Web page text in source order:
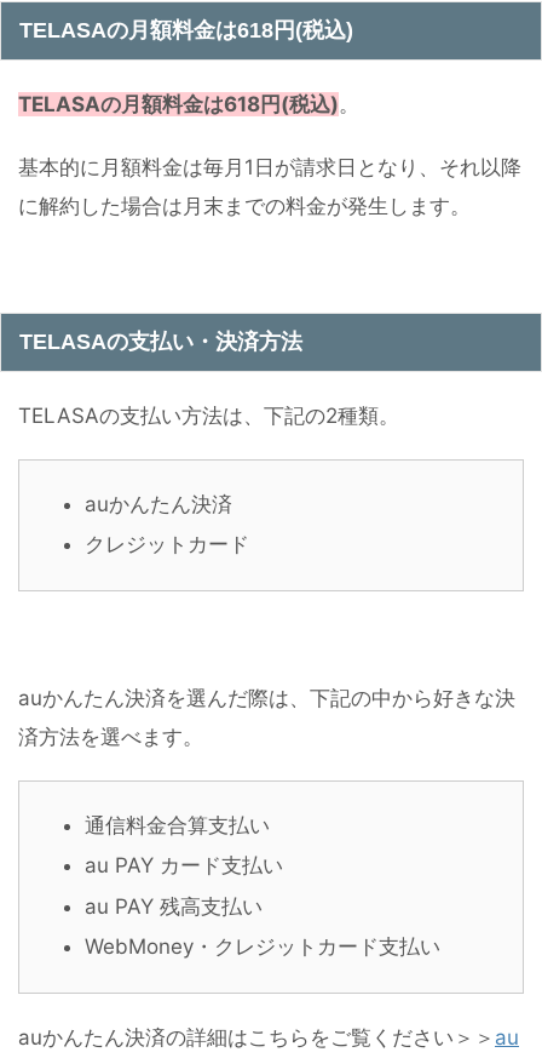
TELASAの月額料金は618円(税込)
TELASAの月額料金は618円(税込)。
基本的に月額料金は毎月1日が請求日となり、それ以降
に解約した場合は月末までの料金が発生します。
TELASAの支払い・決済方法
TELASAの支払い方法は、下記の2種類。
auかんたん決済
クレジットカード
auかんたん決済を選んだ際は、下記の中から好きな決
済方法を選べます。
通信料金合算支払い
au PAY カード支払い
au PAY 残高支払い
WebMoney・クレジットカード支払い
auかんたん決済の詳細はこちらをご覧ください＞＞ au